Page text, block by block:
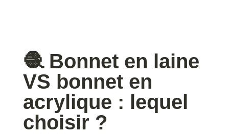
🧶 Bonnet en laine
VS bonnet en
acrylique : lequel
choisir ?